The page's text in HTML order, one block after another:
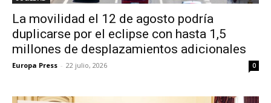
La movilidad el 12 de agosto podría
duplicarse por el eclipse con hasta 1,5
millones de desplazamientos adicionales
Europa Press - 22 julio, 2026 0